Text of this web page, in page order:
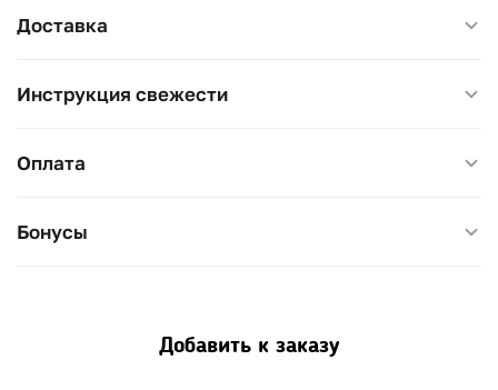
Размер 25×25 см, высота 30 см.
Доставка
Инструкция свежести
Оплата
Бонусы
Добавить к заказу